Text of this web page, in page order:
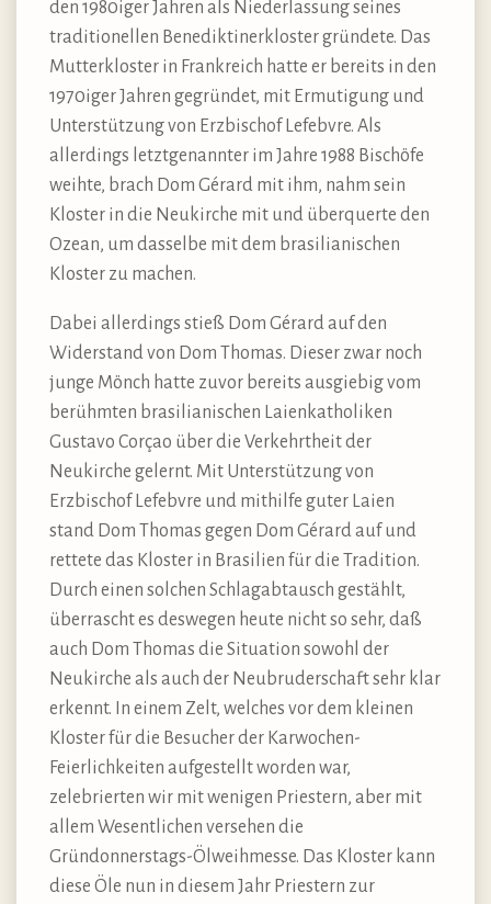
den 1980iger Jahren als Niederlassung seines
traditionellen Benediktinerkloster gründete. Das
Mutterkloster in Frankreich hatte er bereits in den
1970iger Jahren gegründet, mit Ermutigung und
Unterstützung von Erzbischof Lefebvre. Als
allerdings letztgenannter im Jahre 1988 Bischöfe
weihte, brach Dom Gérard mit ihm, nahm sein
Kloster in die Neukirche mit und überquerte den
Ozean, um dasselbe mit dem brasilianischen
Kloster zu machen.
Dabei allerdings stieß Dom Gérard auf den
Widerstand von Dom Thomas. Dieser zwar noch
junge Mönch hatte zuvor bereits ausgiebig vom
berühmten brasilianischen Laienkatholiken
Gustavo Corçao über die Verkehrtheit der
Neukirche gelernt. Mit Unterstützung von
Erzbischof Lefebvre und mithilfe guter Laien
stand Dom Thomas gegen Dom Gérard auf und
rettete das Kloster in Brasilien für die Tradition.
Durch einen solchen Schlagabtausch gestählt,
überrascht es deswegen heute nicht so sehr, daß
auch Dom Thomas die Situation sowohl der
Neukirche als auch der Neubruderschaft sehr klar
erkennt. In einem Zelt, welches vor dem kleinen
Kloster für die Besucher der Karwochen-
Feierlichkeiten aufgestellt worden war,
zelebrierten wir mit wenigen Priestern, aber mit
allem Wesentlichen versehen die
Gründonnerstags-Ölweihmesse. Das Kloster kann
diese Öle nun in diesem Jahr Priestern zur